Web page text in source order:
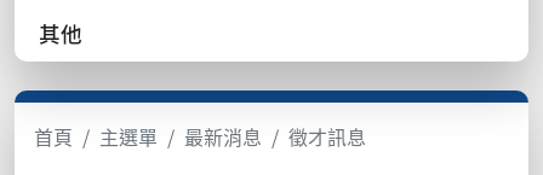
其他
首頁 主選單 最新消息 徵才訊息